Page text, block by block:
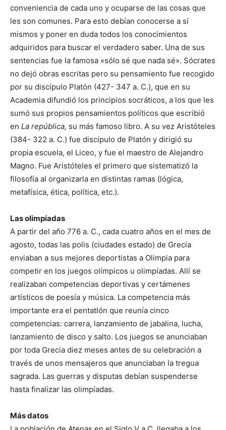
conveniencia de cada uno y ocuparse de las cosas que
les son comunes. Para esto debían conocerse a sí
mismos y poner en duda todos los conocimientos
adquiridos para buscar el verdadero saber. Una de sus
sentencias fue la famosa «sólo sé que nada sé». Sócrates
no dejó obras escritas pero su pensamiento fue recogido
por su discípulo Platón (427- 347 a. C.), que en su
Academia difundió los principios socráticos, a los que les
sumó sus propios pensamientos políticos que escribió
en La república, su más famoso libro. A su vez Aristóteles
(384- 322 a. C.) fue discípulo de Platón y dirigió su
propia escuela, el Liceo, y fue el maestro de Alejandro
Magno. Fue Aristóteles el primero que sistematizó la
filosofía al organizarla en distintas ramas (lógica,
metafísica, ética, política, etc.).
Las olimpíadas
A partir del año 776 a. C., cada cuatro años en el mes de
agosto, todas las polis (ciudades estado) de Grecia
enviaban a sus mejores deportistas a Olimpia para
competir en los juegos olímpicos u olimpíadas. Allí se
realizaban competencias deportivas y certámenes
artísticos de poesía y música. La competencia más
importante era el pentatlón que reunía cinco
competencias: carrera, lanzamiento de jabalina, lucha,
lanzamiento de disco y salto. Los juegos se anunciaban
por toda Grecia diez meses antes de su celebración a
través de unos mensajeros que anunciaban la tregua
sagrada. Las guerras y disputas debían suspenderse
hasta finalizar las olimpíadas.
Más datos